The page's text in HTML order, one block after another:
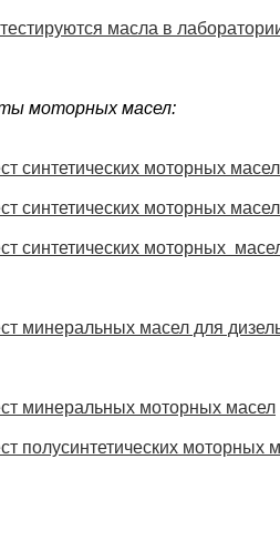
тестируются масла в
моторных масел:
синтетических моторных
синтетических моторных
синтетических моторных
минеральных масел для
минеральных моторных масел
полусинтетических моторных